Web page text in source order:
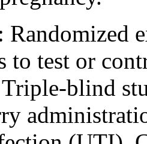
Randomized
to test or
blind